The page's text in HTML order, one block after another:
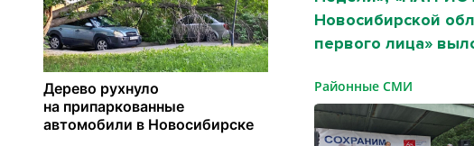
Новосибирской
первого лица»
Районные СМИ